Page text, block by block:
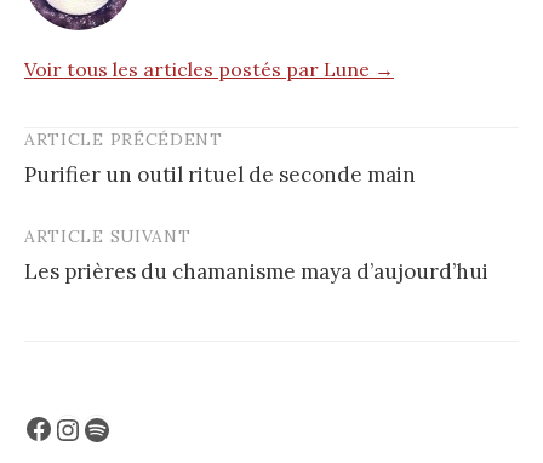
Voir tous les articles postés par Lune →
Post
navigation
ARTICLE PRÉCÉDENT
Purifier un outil rituel de seconde main
ARTICLE SUIVANT
Les prières du chamanisme maya d’aujourd’hui
Facebook
Instagram
Spotify